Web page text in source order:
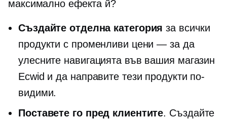
максимално ефекта й?
Създайте отделна категория за всички
продукти с променливи цени — за да
улесните навигацията във вашия магазин
Ecwid и да направите тези продукти по-
видими.
Поставете го пред клиентите. Създайте